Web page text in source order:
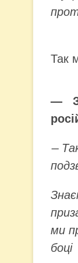
Так
—
—
ми